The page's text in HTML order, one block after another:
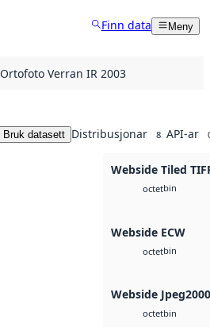
Finn data Meny
Ortofoto Verran IR 2003
Bruk datasett Distribusjonar 8 API-ar
Webside Tiled
octetbin
Webside ECW
octetbin
Webside Jpeg2000
octetbin